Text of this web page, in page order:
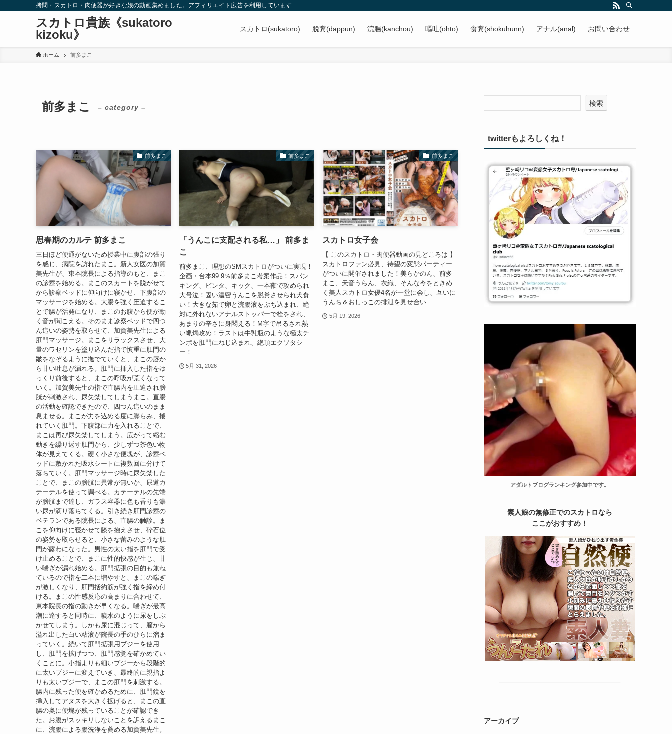
拷問・スカトロ・肉便器が好きな娘の動画集めました。アフィリエイト広告を利用しています
スカトロ貴族《sukatoro
kizoku》
スカトロ(sukatoro) 脱糞(dappun) 浣腸(kanchou) 嘔吐(ohto) 食糞(shokuhunn) アナル(anal) お問い合わせ
ホーム 前多まこ
前多まこ – category –
前多まこ
思春期のカルテ 前多まこ
三日ほど便通がないため授業中に腹部の張り
を感じ、病院を訪れたまこ。新人女医の加賀
美先生が、東本院長による指導のもと、まこ
の診察を始める。まこのスカートを脱がせて
から診察ベッドに仰向けに寝かせ、下腹部の
マッサージを始める。大腸を強く圧迫するこ
とで腸が活発になり、まこのお腹から便が動
く音が聞こえる。そのまま診察ベッドで四つ
ん這いの姿勢を取らせて、加賀美先生による
肛門マッサージ。まこをリラックスさせ、大
量のワセリンを塗り込んだ指で慎重に肛門の
皺をなぞるように撫でていくと、まこの唇か
ら甘い吐息が漏れる。肛門に挿入した指をゆ
っくり前後すると、まこの呼吸が荒くなって
いく。加賀美先生の指で直腸内を圧迫され膀
胱が刺激され、尿失禁してしまうまこ。直腸
の活動を確認できたので、四つん這いのまま
息ませる。まこが力を込める度に膨らみ、捲
れていく肛門。下腹部に力を入れることで、
まこは再び尿失禁してしまう。広がって縮む
動きを繰り返す肛門から、少しずつ茶色い物
体が見えてくる。硬く小さな便塊が、診察ベ
ッドに敷かれた吸水シートに複数回に分けて
落ちていく。肛門マッサージ時に尿失禁した
ことで、まこの膀胱に異常が無いか、尿道カ
テーテルを使って調べる。カテーテルの先端
が膀胱まで達し、ガラス容器に色も香りも濃
い尿が滴り落ちてくる。引き続き肛門診察の
ベテランである院長による、直腸の触診。ま
こを仰向けに寝かせて膝を抱えさせ、砕石位
の姿勢を取らせると、小さな蕾みのような肛
門が露わになった。男性の太い指を肛門で受
け止めることで、まこに性的快感が生じ、甘
い喘ぎが漏れ始める。肛門拡張の目的も兼ね
ているので指を二本に増やすと、まこの喘ぎ
が激しくなり、肛門括約筋が強く指を締め付
ける。まこの性感反応の高まりに合わせて、
東本院長の指の動きが早くなる。喘ぎが最高
潮に達すると同時に、噴水のように尿をしぶ
かせてしまう。しかも尿に混じって、膣から
溢れ出した白い粘液が院長の手のひらに溜ま
っていく。続いて肛門拡張用ブジーを使用
し、肛門を拡げつつ、肛門感覚を確かめてい
くことに。小指よりも細いブジーから段階的
に太いブジーに変えていき、最終的に親指よ
りも太いブジーで、まこの肛門を刺激する。
腸内に残った便を確かめるために、肛門鏡を
挿入してアヌスを大きく拡げると、まこの直
腸の奥に便塊が残っていることが確認でき
た。お腹がスッキリしないことを訴えるまこ
に、浣腸による腸洗浄を薦める加賀美先生。
前多まこ
「うんこに支配される私…」 前多ま
こ
前多まこ、理想のSMスカトロがついに実現！
企画・台本99.9％前多まこ考案作品！スパン
キング、ビンタ、キック、一本鞭で攻められ
大号泣！固い濃密うんこを脱糞させられ犬食
い！大きな茹で卵と浣腸液をぶち込まれ、絶
対に外れないアナルストッパーで栓をされ、
あまりの辛さに身悶える！M字で吊るされ熱
い蝋燭攻め！ラストは牛乳瓶のような極太チ
ンポを肛門にねじ込まれ、絶頂エクソタシ
ー！
5月 31, 2026
前多まこ
スカトロ女子会
【 このスカトロ・肉便器動画の見どころは 】
スカトロファン必見、待望の変態パーティー
がついに開催されました！美らかのん、前多
まこ、天音うらん、衣織、そんな今をときめ
く美人スカトロ女優4名が一堂に会し、互いに
うんち＆おしっこの排泄を見せ合い...
5月 19, 2026
検索
twitterもよろしくね！
アダルトブログランキング参加中です。
素人娘の無修正でのスカトロなら
ここがおすすめ！
アーカイブ